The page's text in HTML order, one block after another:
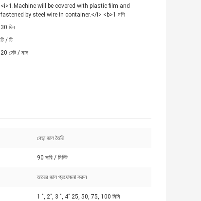
<i>1.Machine will be covered with plastic film and
fastened by steel wire in container.</i> <b>1.মশি
30 দিন
টি / টি
20 সেট / মাস
বেড়া জাল তৈরি
90 সারি / মিনিট
তারের জাল প্রযোজনা করুন
1 ", 2", 3 ", 4" 25, 50, 75, 100 মিমি